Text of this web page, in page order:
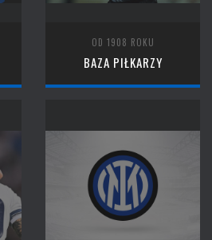
OD 1908 ROKU
BAZA PIŁKARZY